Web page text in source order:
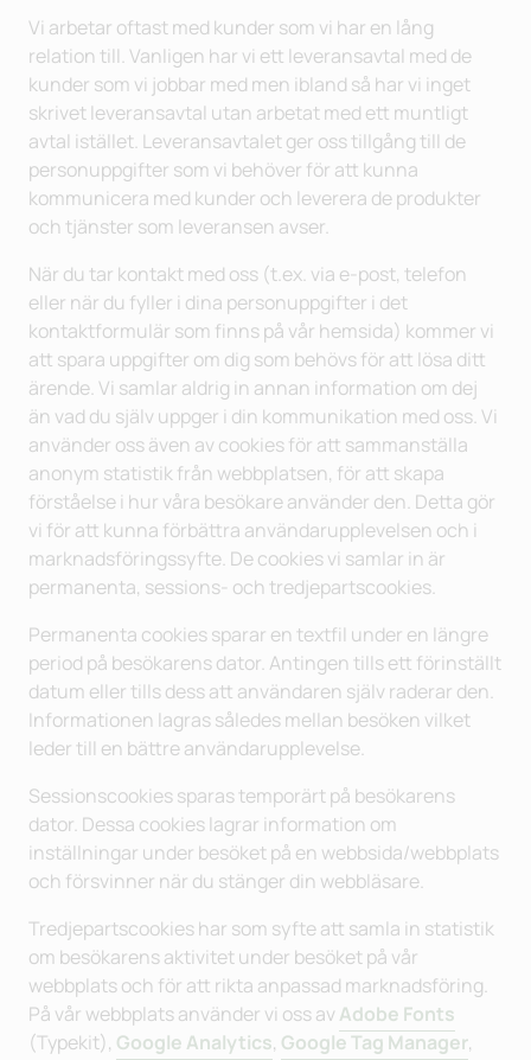
Vi arbetar oftast med kunder som vi har en lång
relation till. Vanligen har vi ett leveransavtal med de
kunder som vi jobbar med men ibland så har vi inget
skrivet leveransavtal utan arbetat med ett muntligt
avtal istället. Leveransavtalet ger oss tillgång till de
personuppgifter som vi behöver för att kunna
kommunicera med kunder och leverera de produkter
och tjänster som leveransen avser.
När du tar kontakt med oss (t.ex. via e-post, telefon
eller när du fyller i dina personuppgifter i det
kontaktformulär som finns på vår hemsida) kommer vi
att spara uppgifter om dig som behövs för att lösa ditt
ärende. Vi samlar aldrig in annan information om dej
än vad du själv uppger i din kommunikation med oss. Vi
använder oss även av cookies för att sammanställa
anonym statistik från webbplatsen, för att skapa
förståelse i hur våra besökare använder den. Detta gör
vi för att kunna förbättra användarupplevelsen och i
marknadsföringssyfte. De cookies vi samlar in är
permanenta, sessions- och tredjepartscookies.
Permanenta cookies sparar en textfil under en längre
period på besökarens dator. Antingen tills ett förinställt
datum eller tills dess att användaren själv raderar den.
Informationen lagras således mellan besöken vilket
leder till en bättre användarupplevelse.
Sessionscookies sparas temporärt på besökarens
dator. Dessa cookies lagrar information om
inställningar under besöket på en webbsida/webbplats
och försvinner när du stänger din webbläsare.
Tredjepartscookies har som syfte att samla in statistik
om besökarens aktivitet under besöket på vår
webbplats och för att rikta anpassad marknadsföring.
På vår webbplats använder vi oss av Adobe Fonts
(Typekit), Google Analytics, Google Tag Manager,